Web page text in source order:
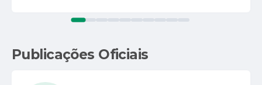
Publicações Oficiais